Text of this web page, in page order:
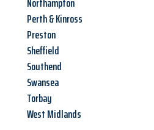
Perth & Kinross
Preston
Sheffield
Southend
Swansea
Torbay
West Midlands